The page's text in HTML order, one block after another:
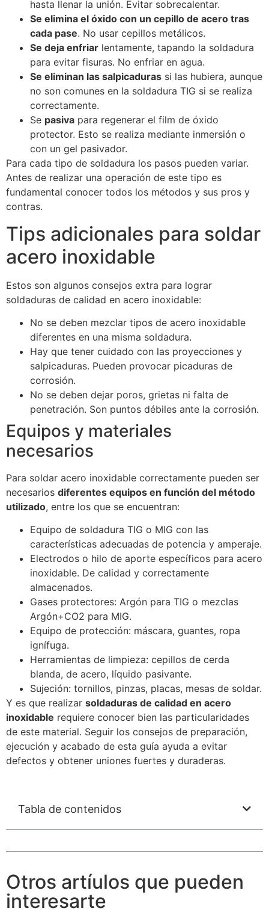
hasta llenar la unión. Evitar sobrecalentar.
Se elimina el óxido con un cepillo de acero tras
cada pase. No usar cepillos metálicos.
Se deja enfriar lentamente, tapando la soldadura
para evitar fisuras. No enfriar en agua.
Se eliminan las salpicaduras si las hubiera, aunque
no son comunes en la soldadura TIG si se realiza
correctamente.
Se pasiva para regenerar el film de óxido
protector. Esto se realiza mediante inmersión o
con un gel pasivador.
Para cada tipo de soldadura los pasos pueden variar.
Antes de realizar una operación de este tipo es
fundamental conocer todos los métodos y sus pros y
contras.
Tips adicionales para soldar
acero inoxidable
Estos son algunos consejos extra para lograr
soldaduras de calidad en acero inoxidable:
No se deben mezclar tipos de acero inoxidable
diferentes en una misma soldadura.
Hay que tener cuidado con las proyecciones y
salpicaduras. Pueden provocar picaduras de
corrosión.
No se deben dejar poros, grietas ni falta de
penetración. Son puntos débiles ante la corrosión.
Equipos y materiales
necesarios
Para soldar acero inoxidable correctamente pueden ser
necesarios diferentes equipos en función del método
utilizado, entre los que se encuentran:
Equipo de soldadura TIG o MIG con las
características adecuadas de potencia y amperaje.
Electrodos o hilo de aporte específicos para acero
inoxidable. De calidad y correctamente
almacenados.
Gases protectores: Argón para TIG o mezclas
Argón+CO2 para MIG.
Equipo de protección: máscara, guantes, ropa
ignífuga.
Herramientas de limpieza: cepillos de cerda
blanda, de acero, líquido pasivante.
Sujeción: tornillos, pinzas, placas, mesas de soldar.
Y es que realizar soldaduras de calidad en acero
inoxidable requiere conocer bien las particularidades
de este material. Seguir los consejos de preparación,
ejecución y acabado de esta guía ayuda a evitar
defectos y obtener uniones fuertes y duraderas.
Tabla de contenidos
Otros artíulos que pueden
interesarte